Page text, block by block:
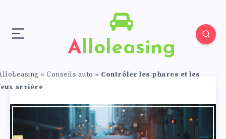
Alloleasing
» Conseils auto » Contrôler les phares et les
arrière